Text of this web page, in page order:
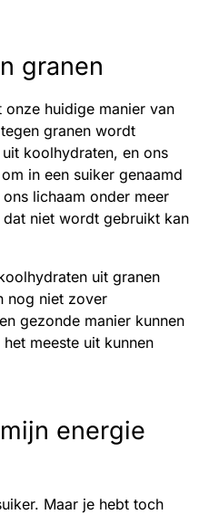
granen
huidige manier van
granen wordt
koolhydraten, en ons
in een suiker genaamd
lichaam onder meer
niet wordt gebruikt kan
uit granen
nog niet zover
gezonde manier kunnen
meeste uit kunnen
energie
Maar je hebt toch